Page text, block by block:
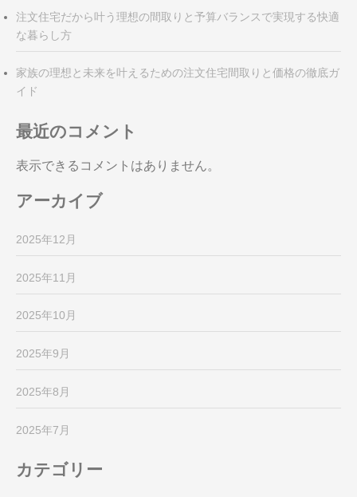
注文住宅だから叶う理想の間取りと予算バランスで実現する快適
な暮らし方
家族の理想と未来を叶えるための注文住宅間取りと価格の徹底ガ
イド
最近のコメント
表示できるコメントはありません。
アーカイブ
2025年12月
2025年11月
2025年10月
2025年9月
2025年8月
2025年7月
カテゴリー